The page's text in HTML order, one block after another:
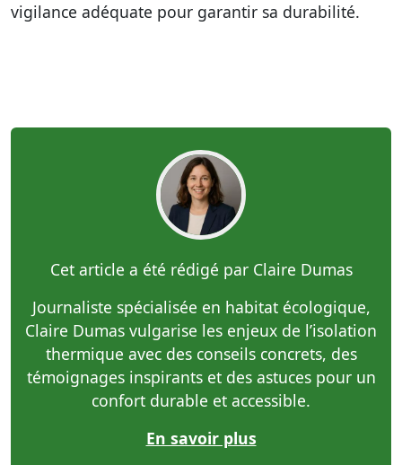
vigilance adéquate pour garantir sa durabilité.
Cet article a été rédigé par Claire Dumas
Journaliste spécialisée en habitat écologique,
Claire Dumas vulgarise les enjeux de l’isolation
thermique avec des conseils concrets, des
témoignages inspirants et des astuces pour un
confort durable et accessible.
En savoir plus